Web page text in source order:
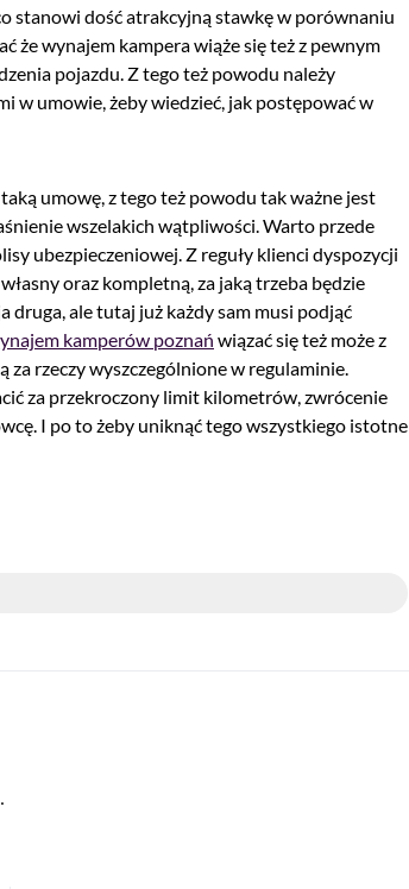
stanowi dość atrakcyjną stawkę w porównaniu
że wynajem kampera wiąże się też z pewnym
pojazdu. Z tego też powodu należy
w umowie, żeby wiedzieć, jak postępować w
umowę, z tego też powodu tak ważne jest
wszelakich wątpliwości. Warto przede
ubezpieczeniowej. Z reguły klienci dyspozycji
oraz kompletną, za jaką trzeba będzie
druga, ale tutaj już każdy sam musi podjąć
kamperów poznań wiązać się też może z
rzeczy wyszczególnione w regulaminie.
za przekroczony limit kilometrów, zwrócenie
I po to żeby uniknąć tego wszystkiego istotne